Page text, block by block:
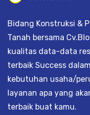
Bidang Konstruksi &
Tanah bersama
kualitas data-data
terbaik Success
kebutuhan usaha/
layanan apa yang
terbaik buat kamu.